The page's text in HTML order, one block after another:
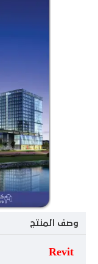
وصف المنتج
Revit